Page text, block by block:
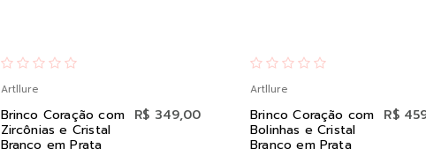
Artllure
Brinco Coração com
Zircônias e Cristal
Branco em Prata
R$ 349,00
Artllure
Brinco Coração com
Bolinhas e Cristal
Branco em Prata
R$